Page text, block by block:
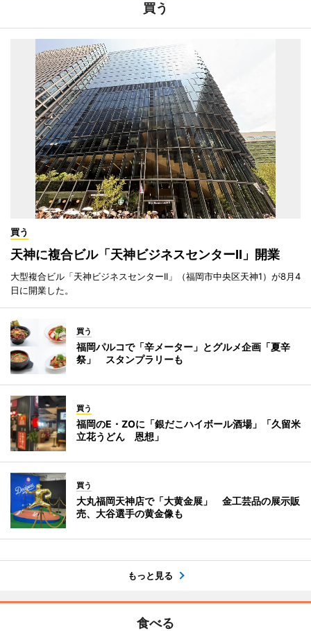
買う
買う
天神に複合ビル「天神ビジネスセンターII」開業
大型複合ビル「天神ビジネスセンターII」（福岡市中央区天神1）が8月4
日に開業した。
買う
福岡パルコで「辛メーター」とグルメ企画「夏辛
祭」 スタンプラリーも
買う
福岡のE・ZOに「銀だこハイボール酒場」「久留米
立花うどん 恩想」
買う
大丸福岡天神店で「大黄金展」 金工芸品の展示販
売、大谷選手の黄金像も
もっと見る
食べる